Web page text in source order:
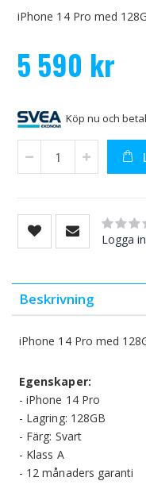
iPhone 14 Pro med
5 590 kr
Köp nu och
Rating:
0% of100
Logga
Beskrivning
iPhone 14 Pro med
Egenskaper:
- iPhone 14 Pro
- Lagring: 128GB
- Färg: Svart
- Klass A
- 12 månaders garanti